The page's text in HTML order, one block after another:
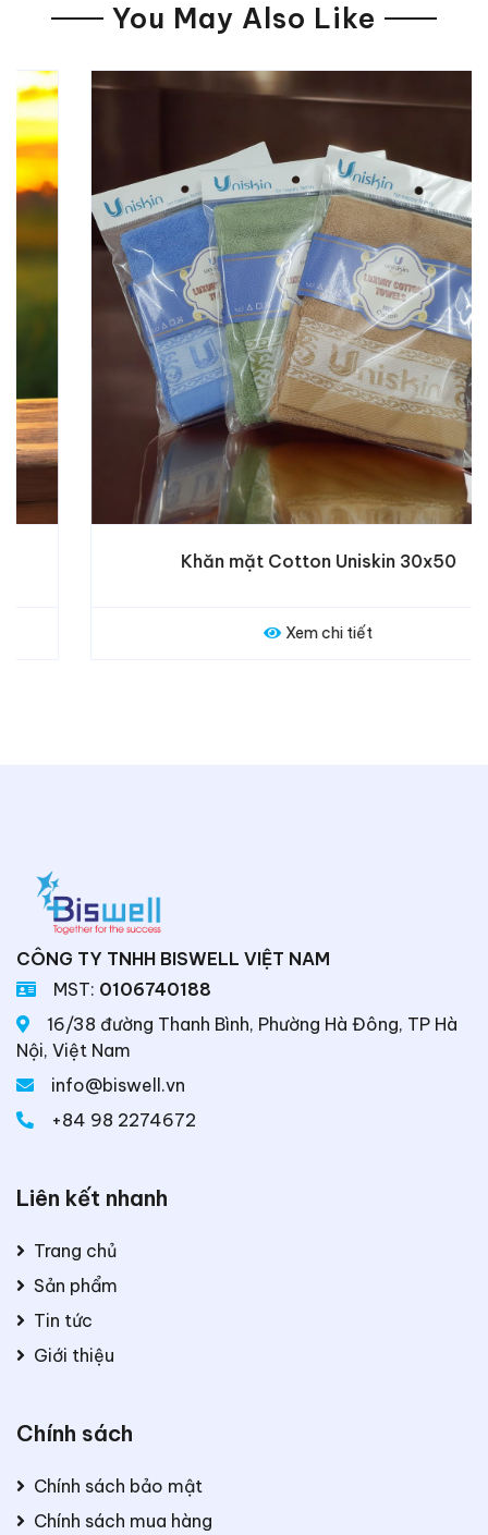
You May Also Like
Khăn mặt Cotton Uniskin 30x50
Xem chi tiết
CÔNG TY TNHH BISWELL VIỆT NAM
MST: 0106740188
16/38 đường Thanh Bình, Phường Hà Đông, TP Hà
Nội, Việt Nam
info@biswell.vn
+84 98 2274672
Liên kết nhanh
Trang chủ
Sản phẩm
Tin tức
Giới thiệu
Chính sách
Chính sách bảo mật
Chính sách mua hàng